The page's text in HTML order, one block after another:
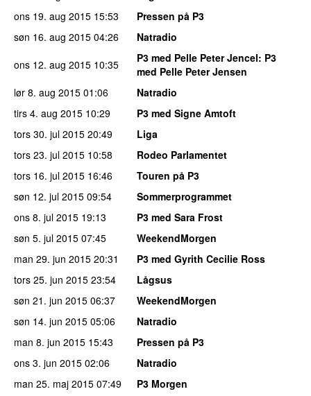
ons 19. aug 2015 15:53
Pressen på P3
søn 16. aug 2015 04:26
Natradio
ons 12. aug 2015 10:35 P3 med Pelle Peter Jencel: P3
med Pelle Peter Jensen
lør 8. aug 2015 01:06
Natradio
tirs 4. aug 2015 10:29
P3 med Signe Amtoft
tors 30. jul 2015 20:49
Liga
tors 23. jul 2015 10:58
Rodeo Parlamentet
tors 16. jul 2015 16:46
Touren på P3
søn 12. jul 2015 09:54
Sommerprogrammet
ons 8. jul 2015 19:13
P3 med Sara Frost
søn 5. jul 2015 07:45
WeekendMorgen
man 29. jun 2015 20:31
P3 med Gyrith Cecilie Ross
tors 25. jun 2015 23:54
Lågsus
søn 21. jun 2015 06:37
WeekendMorgen
søn 14. jun 2015 05:06
Natradio
man 8. jun 2015 15:43
Pressen på P3
ons 3. jun 2015 02:06
Natradio
man 25. maj 2015 07:49
P3 Morgen